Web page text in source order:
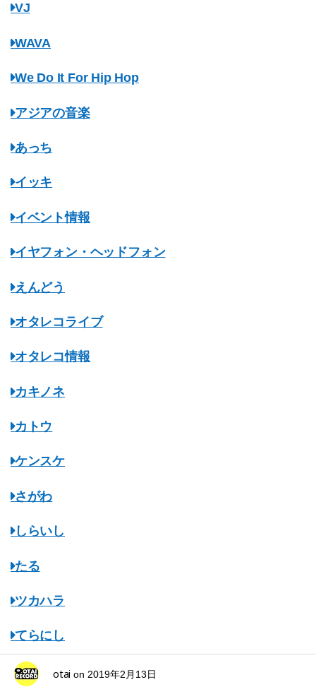
VJ
WAVA
We Do It For Hip Hop
アジアの音楽
あっち
イッキ
イベント情報
イヤフォン・ヘッドフォン
えんどう
オタレコライブ
オタレコ情報
カキノネ
カトウ
ケンスケ
さがわ
しらいし
たる
ツカハラ
てらにし
ながはし
otai on 2019年2月13日